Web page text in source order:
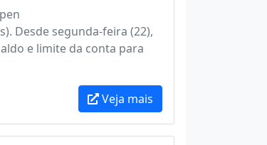
Desde segunda-feira (22),
e limite da conta para
Veja mais